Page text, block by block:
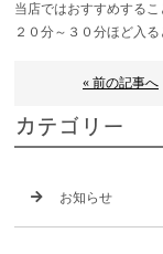
当店ではおすすめする
２０分～３０分ほど入
« 前の記事へ
カテゴリー
お知らせ